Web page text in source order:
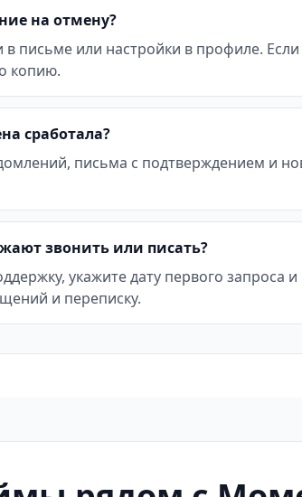
на отмену?
в письме или настройки в профиле.
копию.
сработала?
письма с подтверждением и
звонить или писать?
укажите дату первого
и переписку.